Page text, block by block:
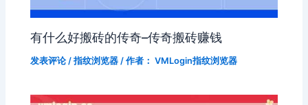
有什么好搬砖的传奇–传奇搬砖赚钱
发表评论 /指纹浏览器 / 作者： VMLogin指纹浏览器